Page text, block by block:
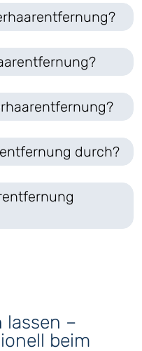
durch?
lassen –
beim